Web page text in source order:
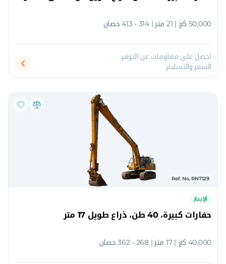
50,000 كغ | 21 متر | 314 - 413 حصان
احصل على معلومات عن التوفر،
السعر والتسليم
Ref. No. RNT129
للإيجار
حفارات كبيرة، 40 طن، ذراع طويل 17 متر
40,000 كغ | 17 متر | 268 - 362 حصان